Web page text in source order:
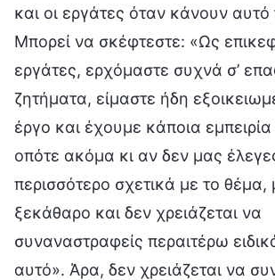
και οι εργάτες όταν κάνουν αυτό
Μπορεί να σκέφτεστε: «Ως
εργάτες, ερχόμαστε συχνά σ’
ζητήματα, είμαστε ήδη
έργο και έχουμε κάποια
οπότε ακόμα κι αν δεν μας
περισσότερο σχετικά με το θέμα,
ξεκάθαρο και δεν χρειάζεται να
συναναστραφείς περαιτέρω
αυτό». Άρα, δεν χρειάζεται να